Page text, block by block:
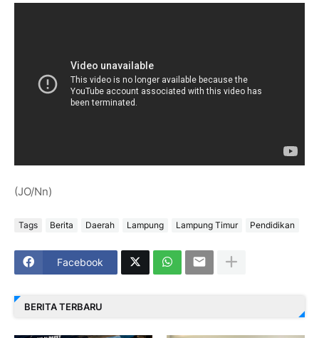
(JO/Nn)
Tags Berita Daerah Lampung Lampung Timur Pendidikan
Facebook
BERITA TERBARU